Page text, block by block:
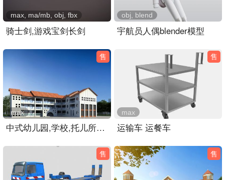
骑士剑,游戏宝剑长剑
max, ma/mb, obj, fbx
宇航员人偶blender模型
obj, blend
售
中式幼儿园,学校,托儿所教学楼3dmax模型
max
售
运输车 运餐车
max
售 售